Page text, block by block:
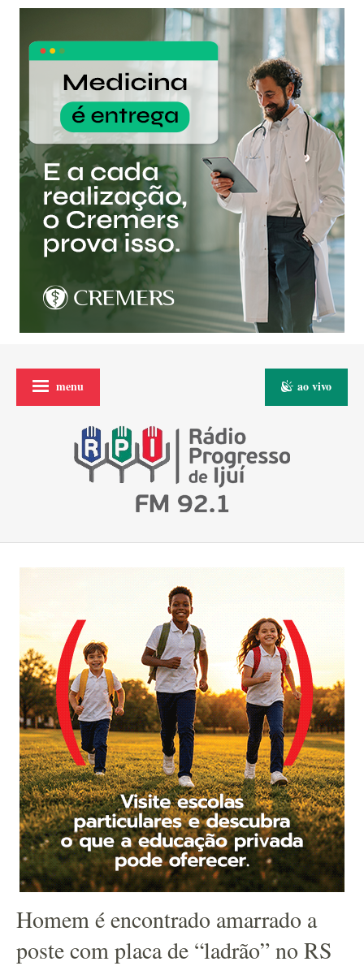
menu ao vivo
Homem é encontrado amarrado a
poste com placa de “ladrão” no RS